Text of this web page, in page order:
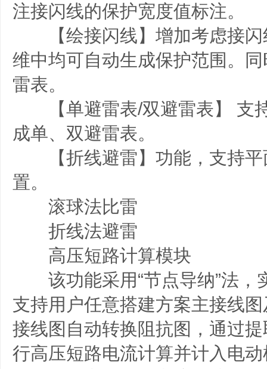
注接闪线的保护宽度值标注。
【绘接闪线】增加考虑接闪
维中均可自动生成保护范围。
雷表。
【单避雷表/双避雷表】 支
成单、双避雷表。
【折线避雷】功能，支持平
置。
滚球法比雷
折线法避雷
高压短路计算模块
该功能采用“节点导纳”法，
支持用户任意搭建方案主接线
接线图自动转换阻抗图，通过
行高压短路电流计算并计入电